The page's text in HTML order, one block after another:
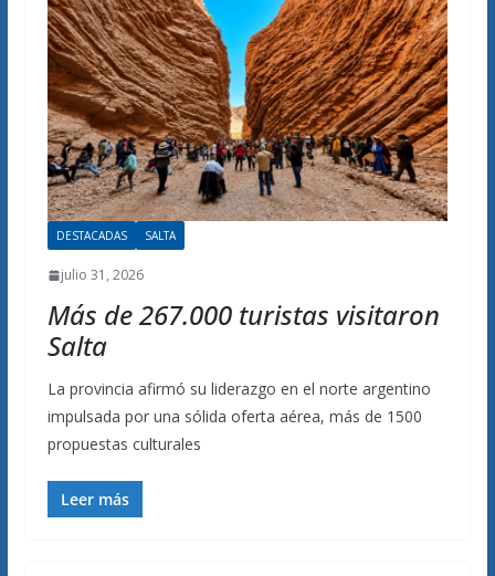
DESTACADAS SALTA
julio 31, 2026
Más de 267.000 turistas visitaron
Salta
La provincia afirmó su liderazgo en el norte argentino
impulsada por una sólida oferta aérea, más de 1500
propuestas culturales
Leer más